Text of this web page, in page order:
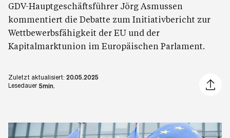
GDV-Hauptgeschäftsführer Jörg Asmussen
kommentiert die Debatte zum Initiativbericht zur
Wettbewerbsfähigkeit der EU und der
Kapitalmarktunion im Europäischen Parlament.
Zuletzt aktualisiert: 20.05.2025
Lesedauer 5min.
Artikel